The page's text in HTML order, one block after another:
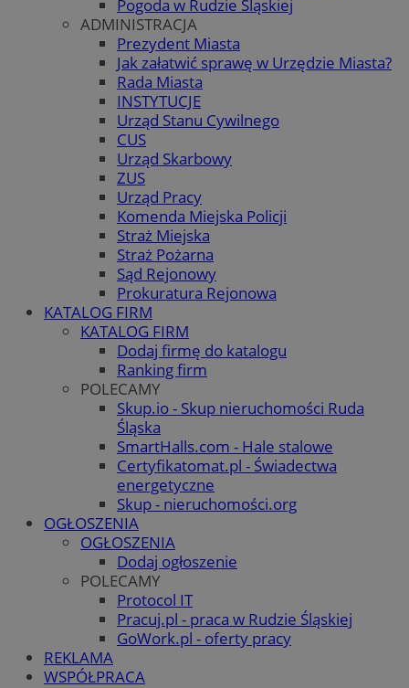
Pogoda w Rudzie Śląskiej
ADMINISTRACJA
Prezydent Miasta
Jak załatwić sprawę w Urzędzie Miasta?
Rada Miasta
INSTYTUCJE
Urząd Stanu Cywilnego
CUS
Urząd Skarbowy
ZUS
Urząd Pracy
Komenda Miejska Policji
Straż Miejska
Straż Pożarna
Sąd Rejonowy
Prokuratura Rejonowa
KATALOG FIRM
KATALOG FIRM
Dodaj firmę do katalogu
Ranking firm
POLECAMY
Skup.io - Skup nieruchomości Ruda
Śląska
SmartHalls.com - Hale stalowe
Certyfikatomat.pl - Świadectwa
energetyczne
Skup - nieruchomości.org
OGŁOSZENIA
OGŁOSZENIA
Dodaj ogłoszenie
POLECAMY
Protocol IT
Pracuj.pl - praca w Rudzie Śląskiej
GoWork.pl - oferty pracy
REKLAMA
WSPÓŁPRACA